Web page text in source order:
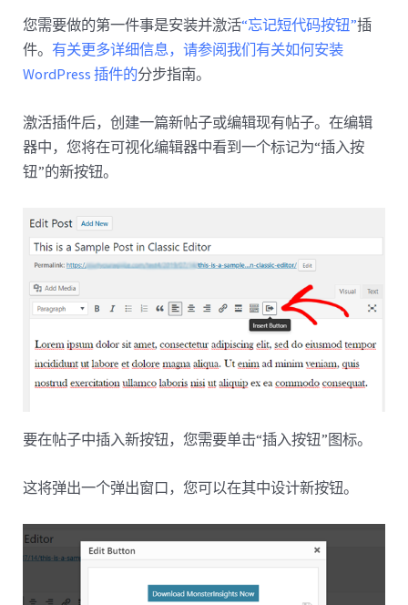
您需要做的第一件事是安装并激活“忘记短代码按钮”插
件。 有关更多详细信息，请参阅我们有关如何安装
WordPress 插件的分步指南。
激活插件后，创建一篇新帖子或编辑现有帖子。在编辑
器中，您将在可视化编辑器中看到一个标记为“插入按
钮”的新按钮。
要在帖子中插入新按钮，您需要单击“插入按钮”图标。
这将弹出一个弹出窗口，您可以在其中设计新按钮。